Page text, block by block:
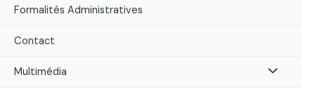
Formalités Administratives
Contact
Multimédia Menu